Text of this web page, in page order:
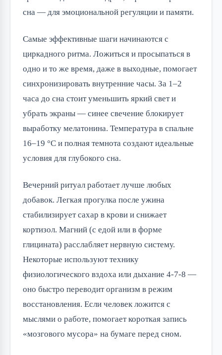
сна — для эмоциональной регуляции и памяти.
Самые эффективные шаги начинаются с
циркадного ритма. Ложиться и просыпаться в
одно и то же время, даже в выходные, помогает
синхронизировать внутренние часы. За 1–2
часа до сна стоит уменьшить яркий свет и
убрать экраны — синее свечение блокирует
выработку мелатонина. Температура в спальне
16–19 °C и полная темнота создают идеальные
условия для глубокого сна.
Вечерний ритуал работает лучше любых
добавок. Легкая прогулка после ужина
стабилизирует сахар в крови и снижает
кортизол. Магний (с едой или в форме
глицината) расслабляет нервную систему.
Некоторые используют технику
физиологического вздоха или дыхание 4-7-8 —
оно быстро переводит организм в режим
восстановления. Если человек ложится с
мыслями о работе, помогает короткая запись
«мозгового мусора» на бумаге перед сном.